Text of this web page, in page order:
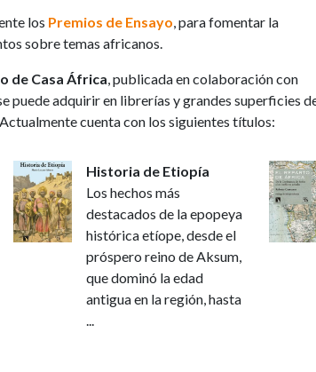
los Premios de Ensayo , para fomentar la
sobre temas africanos.
de Casa África , publicada en colaboración con
se puede adquirir en librerías y grandes superficies
cuenta con los siguientes títulos:
Historia de Etiopía
Los hechos más
destacados de la epopeya
histórica etíope, desde el
próspero reino de Aksum,
que dominó la edad
antigua en la región, hasta